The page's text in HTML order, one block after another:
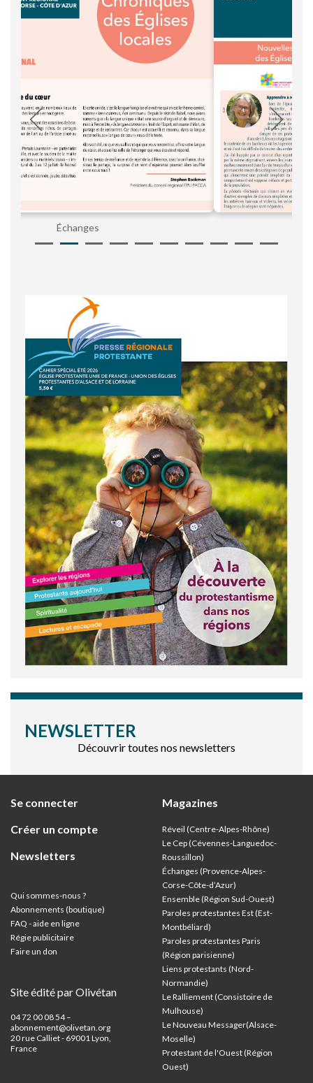
NEWSLETTER
Découvrir toutes nos newsletters
Se connecter
Créer un compte
Newsletters
Qui sommes-nous ?
Abonnements (boutique)
FAQ - aide en ligne
Régie publicitaire
Faire un don
Site édité par Olivétan
04 72 00 08 54 –
abonnement@olivetan.org
20 rue Calliet - 69001 Lyon,
France
Magazines
Réveil (Centre-Alpes-Rhône)
Le Cep (Cévennes-Languedoc-
Roussillon)
Échanges (Provence-Alpes-
Corse-Côte-d’Azur)
Ensemble (Région Sud-Ouest)
Paroles protestantes Est (Est-
Montbéliard)
Paroles protestantes Paris
(Région parisienne)
Liens protestants (Nord-
Normandie)
Le Ralliement (Consistoire de
Mulhouse)
Le Nouveau Messager(Alsace-
Moselle)
Protestant de l'Ouest (Région
Ouest)